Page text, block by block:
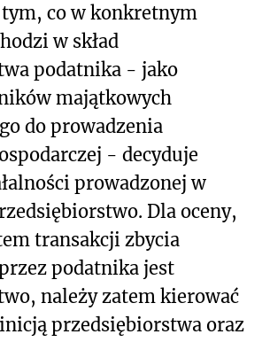
co w konkretnym
w skład
podatnika - jako
majątkowych
do prowadzenia
- decyduje
prowadzonej w
Dla oceny,
transakcji zbycia
podatnika jest
należy zatem kierować
przedsiębiorstwa oraz